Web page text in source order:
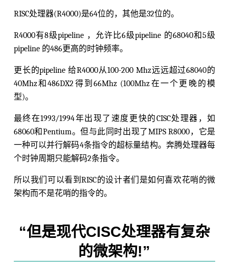
RISC处理器(R4000)是64位的，其他是32位的。
R4000有8级pipeline ，允许比6级pipeline 的68040和5级
pipeline 的486更高的时钟频率。
更长的pipeline 给R4000从100-200 Mhz远远超过68040的
40Mhz和486DX2得到66Mhz (100Mhz在一个更晚的模
型)。
最终在1993/1994年出现了速度更快的CISC处理器，如
68060和Pentium。但与此同时出现了MIPS R8000，它是
一种可以并行解码4条指令的超标量结构。奔腾处理器每
个时钟周期只能解码2条指令。
所以我们可以看到RISC的设计者们是如何喜欢花哨的微
架构而不是花哨的指令的。
“但是现代CISC处理器有复杂
的微架构!”